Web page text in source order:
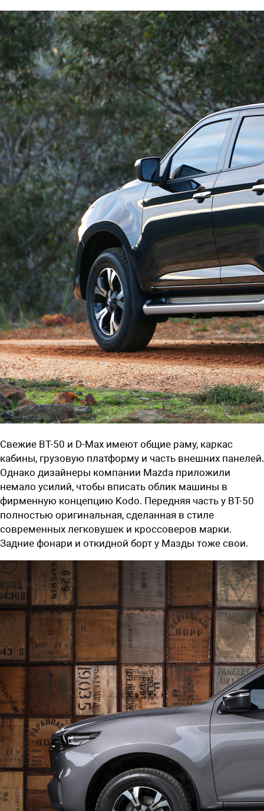
Свежие BT-50 и D-Max имеют общие раму, каркас
кабины, грузовую платформу и часть внешних панелей.
Однако дизайнеры компании Mazda приложили
немало усилий, чтобы вписать облик машины в
фирменную концепцию Kodo. Передняя часть у BT-50
полностью оригинальная, сделанная в стиле
современных легковушек и кроссоверов марки.
Задние фонари и откидной борт у Мазды тоже свои.